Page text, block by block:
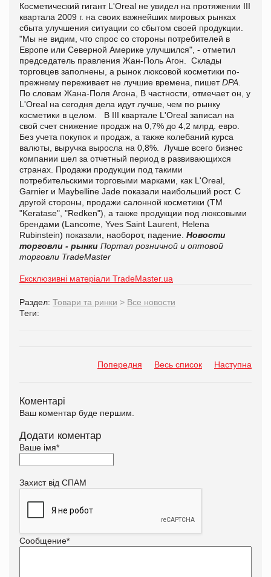
Косметический гигант L'Oreal не увидел на протяжении III
квартала 2009 г. на своих важнейших мировых рынках
сбыта улучшения ситуации со сбытом своей продукции.
"Мы не видим, что спрос со стороны потребителей в
Европе или Северной Америке улучшился", - отметил
председатель правления Жан-Поль Агон. Склады
торговцев заполнены, а рынок люксовой косметики по-
прежнему переживает не лучшие времена, пишетDPA
По словам Жана-Поля Агона, В частности, отмечает он, у
L'Oreal на сегодня дела идут лучше, чем по рынку
косметики в целом. В III квартале L'Oreal записал на
свой счет снижение продаж на 0,7% до 4,2 млрд. евро.
Без учета покупок и продаж, а также колебаний курса
валюты, выручка выросла на 0,8%. Лучше всего бизнес
компании шел за отчетный период в развивающихся
странах. Продажи продукции под такими
потребительскими торговыми марками, как L'Oreal,
Garnier и Maybelline Jade показали наибольший рост. С
другой стороны, продажи салонной косметики (ТМ
"Keratase", "Redken"), а также продукции под люксовыми
брендами (Lancome, Yves Saint Laurent, Helena
Rubinstein) показали, наоборот, падение. Новости
торговли - рынки Портал розничной и оптовой
торговли TradeMaster
Ексклюзивні матеріали TradeMaster.ua
Раздел: Товари та ринки > Все новости
Теги:
Попередня Весь список Наступна
Коментарі
Ваш коментар буде першим.
Додати коментар
Ваше імя*
Захист від СПАМ
Сообщение*